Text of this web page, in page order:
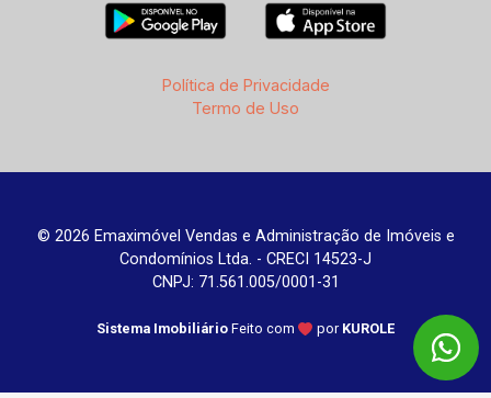
Política de Privacidade
Termo de Uso
© 2026 Emaximóvel Vendas e Administração de Imóveis e
Condomínios Ltda. - CRECI 14523-J
CNPJ: 71.561.005/0001-31
Sistema Imobiliário Feito com por KUROLE